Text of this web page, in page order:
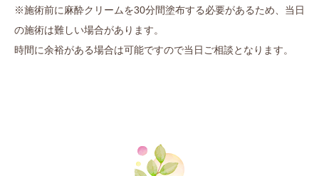
※施術前に麻酔クリームを30分間塗布する必要があるため、当日
の施術は難しい場合があります。
時間に余裕がある場合は可能ですので当日ご相談となります。